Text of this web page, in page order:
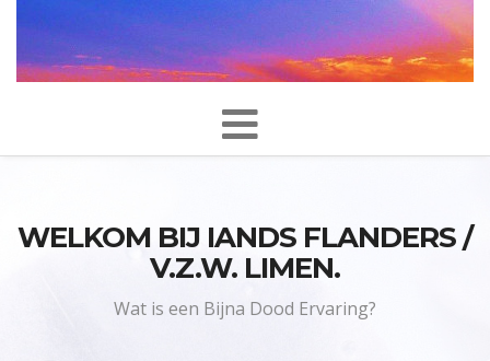
WELKOM BIJ IANDS FLANDERS /
V.Z.W. LIMEN.
Wat is een Bijna Dood Ervaring?